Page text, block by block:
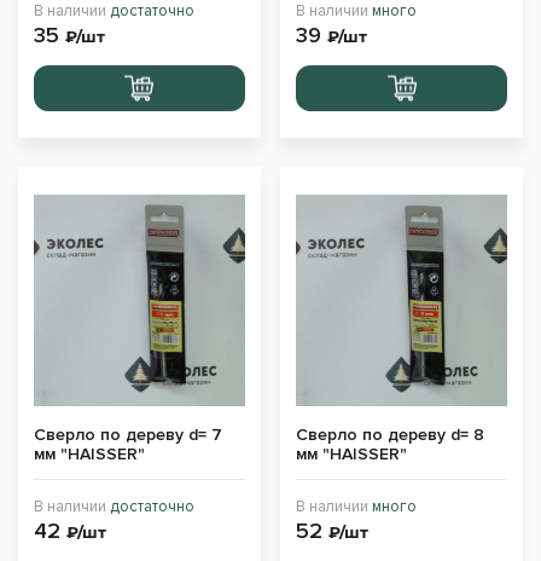
В наличии достаточно
35 ₽/шт
Перейти
в корзину
В наличии много
39 ₽/шт
Перейти
в корзину
Сверло по дереву d= 7
мм "HAISSER"
В наличии достаточно
42 ₽/шт
Сверло по дереву d= 8
мм "HAISSER"
В наличии много
52 ₽/шт